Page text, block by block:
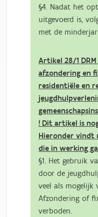
§4. Nadat het
uitgevoerd is,
met de
Artikel 28/1
afzondering en
residentiële en
! Dit artikel is
Hieronder vindt
die in werking
§1. Het gebruik
door de
veel als mogelijk
Afzondering of
verboden.